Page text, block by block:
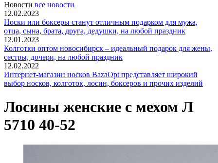
Новости все новости
12.02.2023
Носки или боксеры станут отличным подарком для мужа,
отца, сына, брата, друга, дедушки, на любой праздник
12.01.2023
Колготки оптом новосибирск – идеальный подарок для жены,
сестры, дочери, на любой праздник
12.02.2022
Интернет-магазин носков BazaOpt представляет широкий
выбор носков, колготок, лосин, боксеров и прочих изделий
Лосины женские с мехом Л
5710 40-52